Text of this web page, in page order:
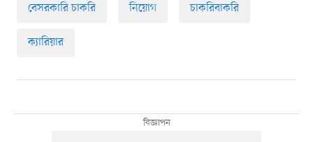
বেসরকারি চাকরি নিয়োগ চাকরিবাকরি
ক্যারিয়ার